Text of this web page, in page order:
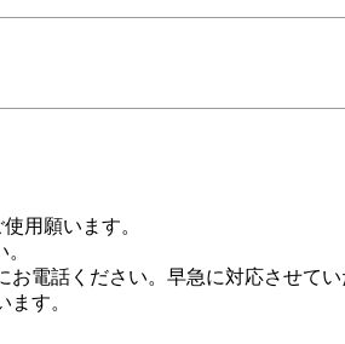
用願います。
電話ください。早急に対応させて
す。